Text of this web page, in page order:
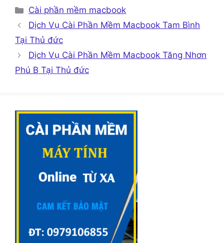
Danh
mục
Cài phần mềm macbook
Dịch Vụ Cài Phần Mềm Macbook Tam Bình
Tại Thủ đức
Dịch Vụ Cài Phần Mềm Macbook Tăng Nhơn
Phú B Tại Thủ đức